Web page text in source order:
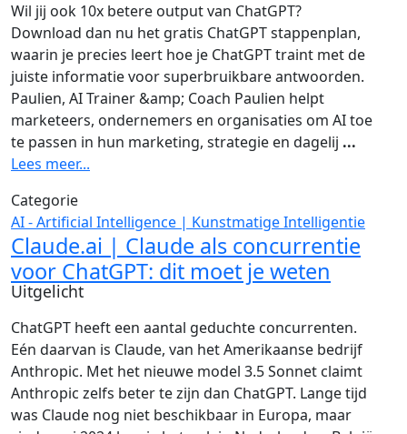
Wil jij ook 10x betere output van ChatGPT?
Download dan nu het gratis ChatGPT stappenplan,
waarin je precies leert hoe je ChatGPT traint met de
juiste informatie voor superbruikbare antwoorden.
Paulien, AI Trainer &amp; Coach Paulien helpt
marketeers, ondernemers en organisaties om AI toe
te passen in hun marketing, strategie en dagelij ...
Lees meer...
Categorie
AI - Artificial Intelligence | Kunstmatige Intelligentie
Claude.ai | Claude als concurrentie
voor ChatGPT: dit moet je weten
Uitgelicht
ChatGPT heeft een aantal geduchte concurrenten.
Eén daarvan is Claude, van het Amerikaanse bedrijf
Anthropic. Met het nieuwe model 3.5 Sonnet claimt
Anthropic zelfs beter te zijn dan ChatGPT. Lange tijd
was Claude nog niet beschikbaar in Europa, maar